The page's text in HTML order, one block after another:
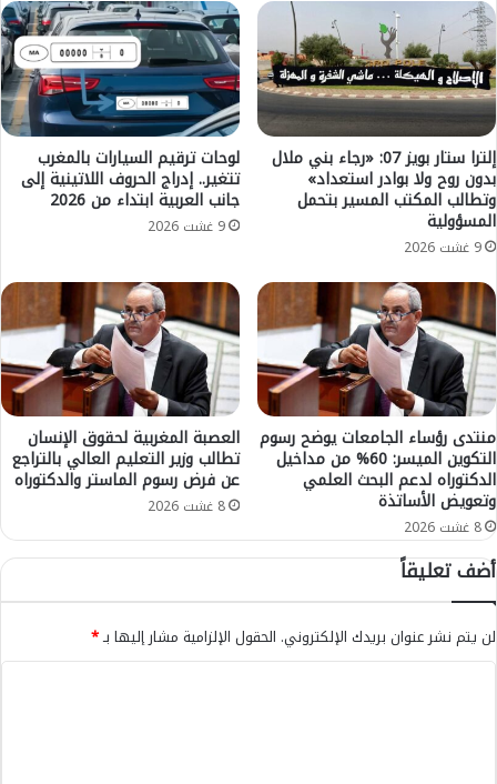
ن
ا
ل
خ
ل
ا
ي
ا
ا
ل
إ
ه
ا
ب
ي
ة
.
.
و
ف
ا
ة
م
د
ي
"
ا
إلترا ستار بويز 07: «رجاء بني ملال
بدون روح ولا بوادر استعداد»
وتطالب المكتب المسير بتحمل
المسؤولية
9 غشت 2026
لوحات ترقيم السيارات بالمغرب
تتغير.. إدراج الحروف اللاتينية إلى
جانب العربية ابتداء من 2026
9 غشت 2026
منتدى رؤساء الجامعات يوضح رسوم
التكوين الميسر: 60% من مداخيل
الدكتوراه لدعم البحث العلمي
وتعويض الأساتذة
8 غشت 2026
العصبة المغربية لحقوق الإنسان
تطالب وزير التعليم العالي بالتراجع
عن فرض رسوم الماستر والدكتوراه
8 غشت 2026
أضف تعليقاً
لن يتم نشر عنوان بريدك الإلكتروني. الحقول الإلزامية مشار إليها بـ*